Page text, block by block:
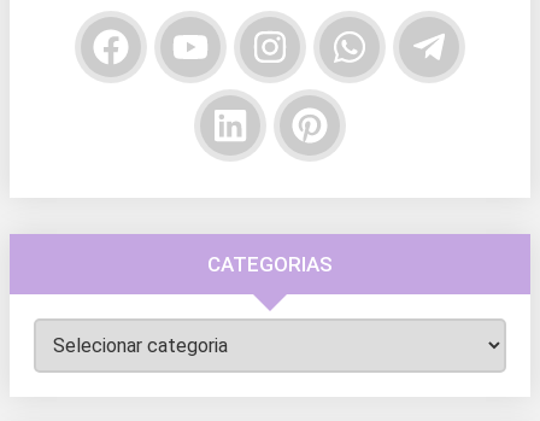
CATEGORIAS
Categorias